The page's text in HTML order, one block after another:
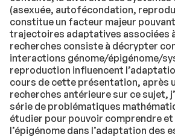
(asexuée, autofécondation,
constitue un facteur majeur
trajectoires adaptatives associées à
recherches consiste à décrypter
interactions génome/épigénome/
reproduction influencent
cours de cette présentation, après
recherches antérieure sur ce sujet,
série de problématiques
étudier pour pouvoir comprendre
l’épigénome dans l’adaptation des